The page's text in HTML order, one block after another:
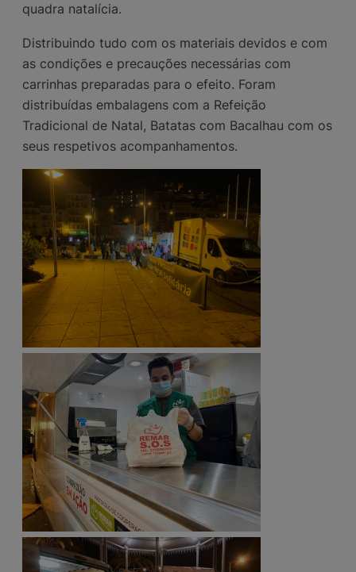
quadra natalícia.
Distribuindo tudo com os materiais devidos e com
as condições e precauções necessárias com
carrinhas preparadas para o efeito. Foram
distribuídas embalagens com a Refeição
Tradicional de Natal, Batatas com Bacalhau com os
seus respetivos acompanhamentos.